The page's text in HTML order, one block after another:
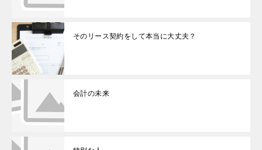
そのリース契約をして本当に大丈夫？
会計の未来